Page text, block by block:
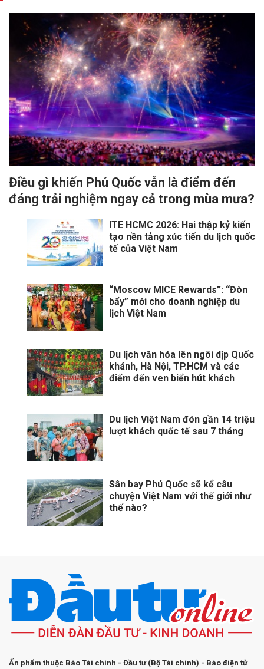
Điều gì khiến Phú Quốc vẫn là điểm đến
đáng trải nghiệm ngay cả trong mùa mưa?
ITE HCMC 2026: Hai thập kỷ kiến
tạo nền tảng xúc tiến du lịch quốc
tế của Việt Nam
“Moscow MICE Rewards”: “Đòn
bẩy” mới cho doanh nghiệp du
lịch Việt Nam
Du lịch văn hóa lên ngôi dịp Quốc
khánh, Hà Nội, TP.HCM và các
điểm đến ven biển hút khách
Du lịch Việt Nam đón gần 14 triệu
lượt khách quốc tế sau 7 tháng
Sân bay Phú Quốc sẽ kể câu
chuyện Việt Nam với thế giới như
thế nào?
Ấn phẩm thuộc Báo Tài chính - Đầu tư (Bộ Tài chính) - Báo điện tử